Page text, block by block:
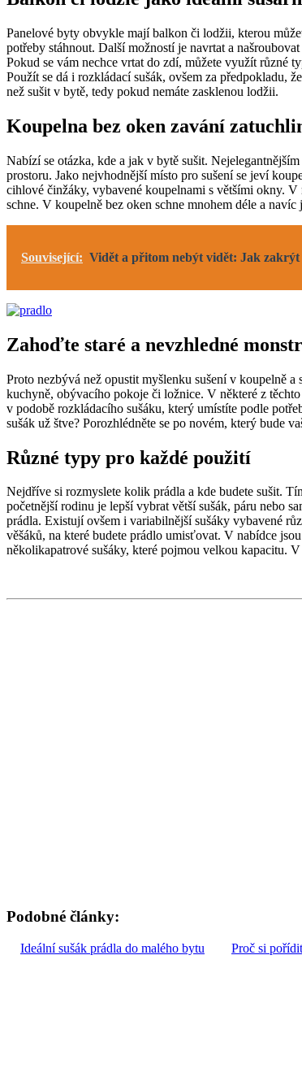
Panelové byty obvykle mají balkon či lodžii, kterou
potřeby stáhnout. Další možností je navrtat a
Pokud se vám nechce vrtat do zdí, můžete využít různé
Použít se dá i rozkládací sušák, ovšem za předpokladu,
než sušit v bytě, tedy pokud nemáte zasklenou lodžii.
Koupelna bez oken zavání
Nabízí se otázka, kde a jak v bytě sušit.
prostoru. Jako nejvhodnější místo pro sušení se jeví
cihlové činžáky, vybavené koupelnami s většími okny.
schne. V koupelně bez oken schne mnohem déle a
Související: Vidět a přitom nebýt vidět: Jak zakrýt
Zahoďte staré a nevzhledné
Proto nezbývá než opustit myšlenku sušení v koupelně
kuchyně, obývacího pokoje či ložnice. V některé z
v podobě rozkládacího sušáku, který umístíte podle
sušák už štve? Porozhlédněte se po novém, který bude
Různé typy pro každé použití
Nejdříve si rozmyslete kolik prádla a kde budete sušit.
početnější rodinu je lepší vybrat větší sušák, páru nebo
prádla. Existují ovšem i variabilnější sušáky vybavené
věšáků, na které budete prádlo umisťovat. V nabídce
několikapatrové sušáky, které pojmou velkou kapacitu.
Podobné články:
Ideální sušák prádla do malého bytu Proč si